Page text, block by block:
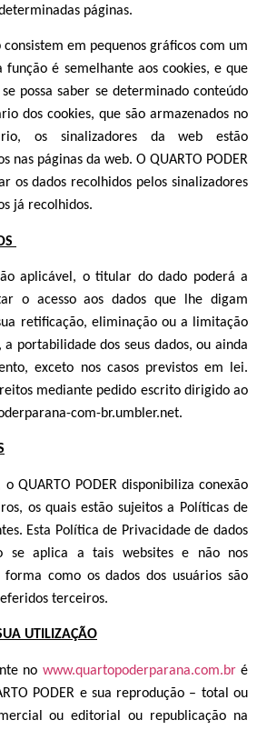
páginas.
em pequenos gráficos com um
é semelhante aos cookies, e que
possa saber se determinado conteúdo
dos cookies, que são armazenados no
os sinalizadores da web estão
nas páginas da web. O QUARTO PODER
os dados recolhidos pelos sinalizadores
já recolhidos.
aplicável, o titular do dado poderá a
o acesso aos dados que lhe digam
retificação, eliminação ou a limitação
a portabilidade dos seus dados, ou ainda
exceto nos casos previstos em lei.
mediante pedido escrito dirigido ao
com-br.umbler.net.
QUARTO PODER disponibiliza conexão
os quais estão sujeitos a Políticas de
Esta Política de Privacidade de dados
se aplica a tais websites e não nos
forma como os dados dos usuários são
terceiros.
UTILIZAÇÃO
no www.quartopoderparana.com.bré
PODER e sua reprodução – total ou
ou editorial ou republicação na